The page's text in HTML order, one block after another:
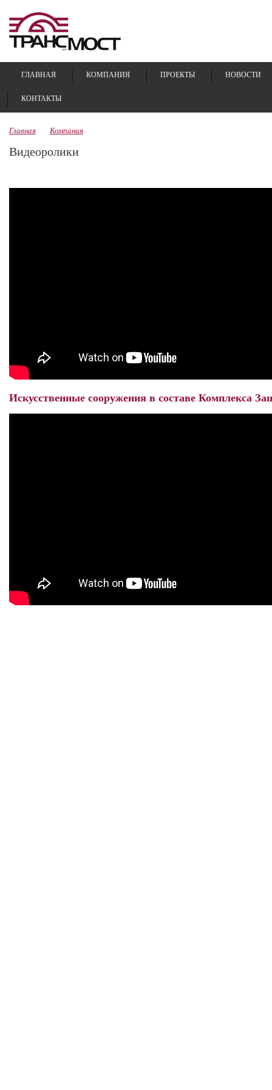
ГЛАВНАЯ КОМПАНИЯ ПРОЕКТЫ НОВОСТИ
КОНТАКТЫ
Главная Компания
Видеоролики
Искусственные сооружения в составе Комплекса